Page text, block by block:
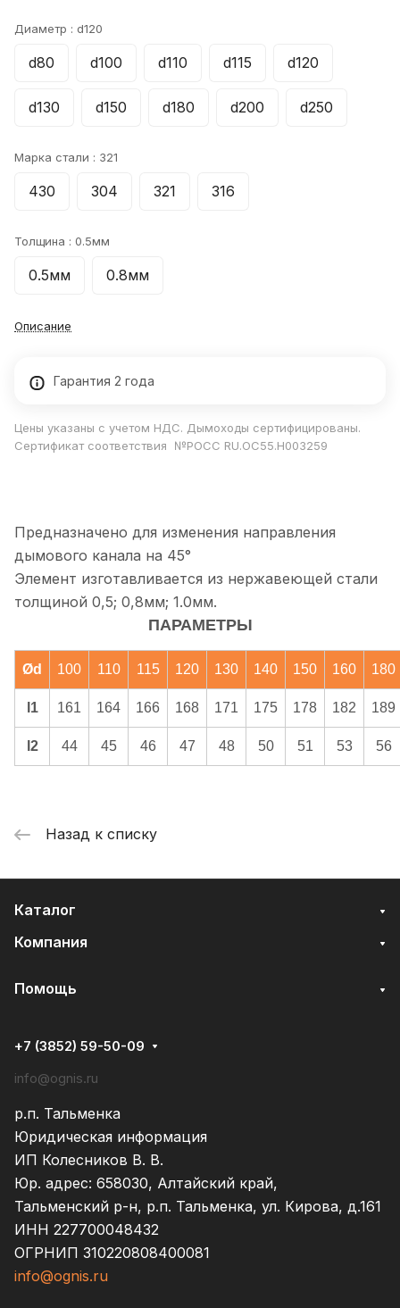
Диаметр : d120
d80 d100 d110 d115 d120
d130 d150 d180 d200 d250
Марка стали : 321
430 304 321 316
Толщина : 0.5мм
0.5мм 0.8мм
Описание
Гарантия 2 года
Цены указаны с учетом НДС. Дымоходы сертифицированы.
Сертификат соответствия №РОСС RU.ОС55.Н003259
Предназначено для изменения направления
дымового канала на 45°
Элемент изготавливается из нержавеющей стали
толщиной 0,5; 0,8мм; 1.0мм.
ПАРАМЕТРЫ
Ød 100 110 115 120 130 140 150 160 180
l1 161 164 166 168 171 175 178 182 189
l2 44 45 46 47 48 50 51 53 56
Назад к списку
Каталог
Компания
Помощь
+7 (3852) 59-50-09
info@ognis.ru
р.п. Тальменка
Юридическая информация
ИП Колесников В. В.
Юр. адрес: 658030, Алтайский край,
Тальменский р-н, р.п. Тальменка, ул. Кирова, д.161
ИНН 227700048432
ОГРНИП 310220808400081
info@ognis.ru